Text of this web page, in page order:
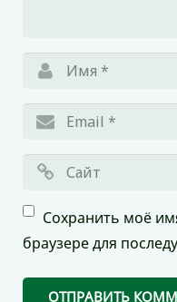
Сохранить моё
браузере для